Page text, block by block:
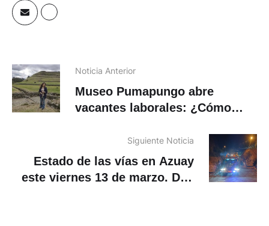
Noticia Anterior
Museo Pumapungo abre
vacantes laborales: ¿Cómo
Siguiente Noticia
Estado de las vías en Azuay
este viernes 13 de marzo. Dos